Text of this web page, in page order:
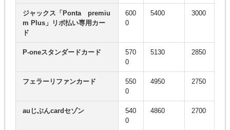
ジャックス「Ponta premiu
m Plus」リボ払い専用カー
ド
600
0
5400 3000
P-oneスタンダードカード
570
0
5130 2850
フェラーリファンカード
550
0
4950 2750
auじぶんcardセゾン
540
0
4860 2700